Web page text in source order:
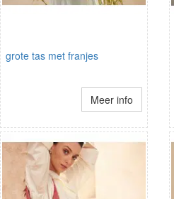
grote tas met franjes
Meer info